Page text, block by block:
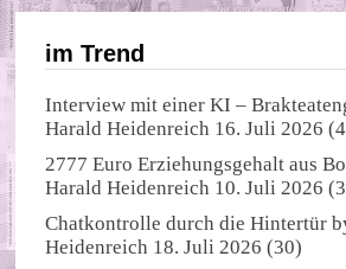
im Trend
Interview mit einer KI –
Harald Heidenreich 16. Juli 2026
2777 Euro Erziehungsgehalt aus
Harald Heidenreich 10. Juli 2026
Chatkontrolle durch die Hintertür
Heidenreich 18. Juli 2026 (30)